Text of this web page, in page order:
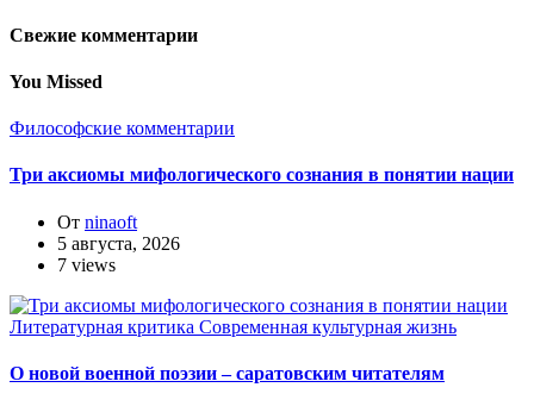
Свежие комментарии
You Missed
Философские комментарии
Три аксиомы мифологического сознания в понятии нации
От ninaoft
5 августа, 2026
7 views
Литературная критика Современная культурная жизнь
О новой военной поэзии – саратовским читателям